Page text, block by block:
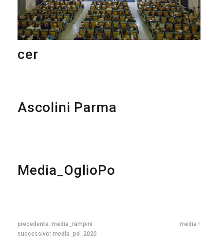
cer
Ascolini Parma
Media_OglioPo
precedente: media_rampini
successivo: media_pd_2020
media